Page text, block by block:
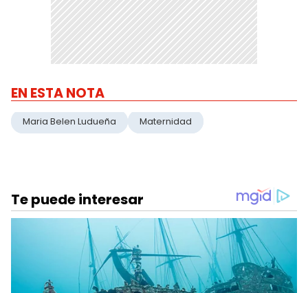
EN ESTA NOTA
Maria Belen Ludueña Maternidad